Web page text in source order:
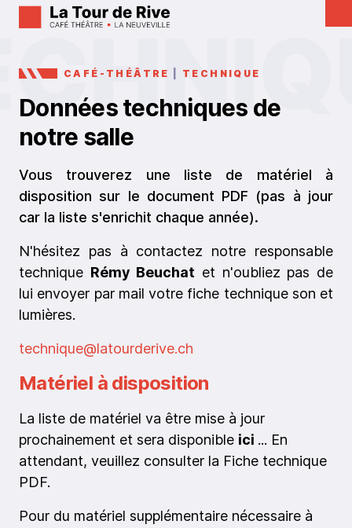
CAFÉ-THÉÂTRE TECHNIQUE
Données techniques de
notre salle
Vous trouverez une liste de matériel à
disposition sur le document PDF (pas à jour
car la liste s'enrichit chaque année).
N'hésitez pas à contactez notre responsable
technique Rémy Beuchat et n'oubliez pas de
lui envoyer par mail votre fiche technique son et
lumières.
technique@latourderive.ch
Matériel à disposition
La liste de matériel va être mise à jour
prochainement et sera disponible ici ... En
attendant, veuillez consulter la Fiche technique
PDF.
Pour du matériel supplémentaire nécessaire à